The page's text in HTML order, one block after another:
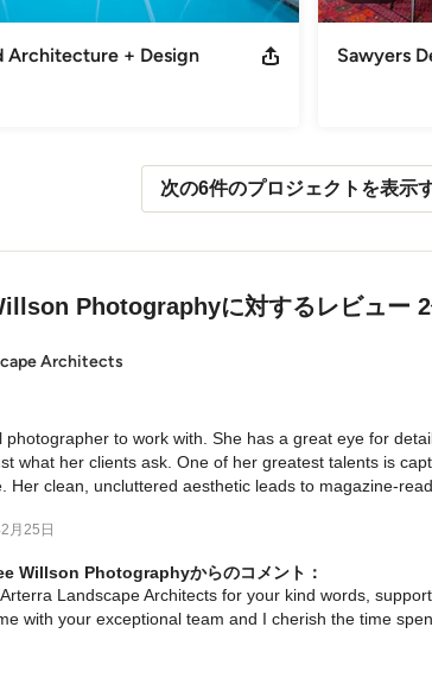
Architecture + Design Sawyers
次の6件のプロジェクトを表示
Photographyに対するレビュー
Architects
中 星5
photographer to work with. She has a great eye for
what her clients ask. One of her greatest talents is
Her clean, uncluttered aesthetic leads to magazine-
to shoot many of our projects with her over the
月25日
Willson Photographyからのコメント：
Landscape Architects for your kind words,
with your exceptional team and I cherish the time